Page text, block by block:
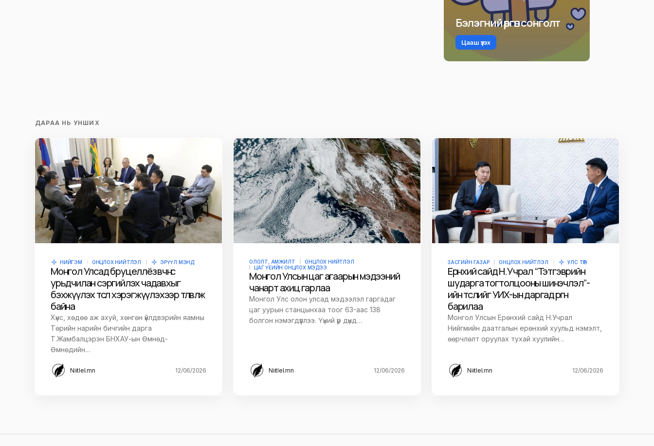
Бэлэгний өргөн сонголт
Цааш үзэх
ДАРАА НЬ УНШИХ
НИЙГЭМ ОНЦЛОХ НИЙТЛЭЛ ЭРҮҮЛ МЭНД
Монгол Улсад бруцеллёз өвчнөөс
урьдчилан сэргийлэх чадавхыг
бэхжүүлэх төсөл хэрэгжүүлэхээр төлөвлөж
байна
Хүнс, хөдөө аж ахуй, хөнгөн үйлдвэрийн яамны
Төрийн нарийн бичгийн дарга
Т.Жамбалцэрэн БНХАУ-ын Өмнөд-
Өмнөдийн…
Niitlel.mn 12/06/2026
ОЛОЛТ, АМЖИЛТ
ОНЦЛОХ НИЙТЛЭЛ
ЦАГ ҮЕИЙН ОНЦЛОХ МЭДЭЭ
Монгол Улсын цаг агаарын мэдээний
чанарт ахиц гарлаа
Монгол Улс олон улсад мэдээлэл гаргадаг
цаг уурын станцынхаа тоог 63-аас 138
болгон нэмэгдүүллээ. Үүний үр дүнд…
Niitlel.mn 12/06/2026
ЗАСГИЙН ГАЗАР ОНЦЛОХ НИЙТЛЭЛ УЛС ТӨР
Ерөнхий сайд Н.Учрал “Тэтгэврийн
шударга тогтолцооны шинэчлэл”-
ийн төслийг УИХ-ын даргад өргөн
барилаа
Монгол Улсын Ерөнхий сайд Н.Учрал
Нийгмийн даатгалын ерөнхий хуульд нэмэлт,
өөрчлөлт оруулах тухай хуулийн…
Niitlel.mn 12/06/2026